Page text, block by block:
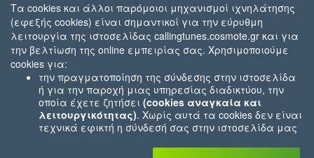
Τα cookies και άλλοι παρόμοιοι μηχανισμοί ιχνηλάτησης
(εφεξής cookies) είναι σημαντικοί για την εύρυθμη
λειτουργία της ιστοσελίδας callingtunes.cosmote.gr και για
την βελτίωση της online εμπειρίας σας. Χρησιμοποιούμε
cookies για:
την πραγματοποίηση της σύνδεσης στην ιστοσελίδα
ή για την παροχή μιας υπηρεσίας διαδικτύου, την
οποία έχετε ζητήσει (cookies αναγκαία και
λειτουργικότητας). Χωρίς αυτά τα cookies δεν είναι
τεχνικά εφικτή η σύνδεσή σας στην ιστοσελίδα μας
που εσείς μας ζητήσατε (π.χ.cookies που αφορούν